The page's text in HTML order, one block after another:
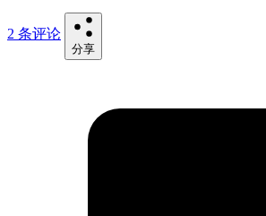
2 条评论
分享